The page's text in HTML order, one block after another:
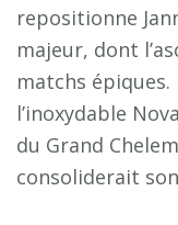
repositionne
majeur, dont
matchs épiques.
l’inoxydable
du Grand
consoliderait